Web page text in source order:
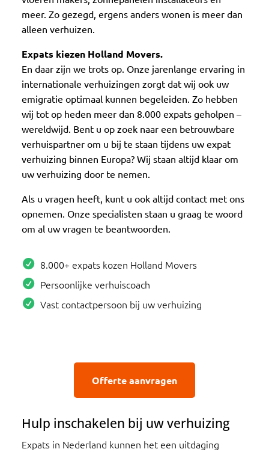
meer. Zo gezegd, ergens anders wonen is meer dan
alleen verhuizen.
Expats kiezen Holland Movers.
En daar zijn we trots op. Onze jarenlange ervaring in
internationale verhuizingen zorgt dat wij ook uw
emigratie optimaal kunnen begeleiden. Zo hebben
wij tot op heden meer dan 8.000 expats geholpen –
wereldwijd. Bent u op zoek naar een betrouwbare
verhuispartner om u bij te staan tijdens uw expat
verhuizing binnen Europa? Wij staan altijd klaar om
uw verhuizing door te nemen.
Als u vragen heeft, kunt u ook altijd contact met ons
opnemen. Onze specialisten staan u graag te woord
om al uw vragen te beantwoorden.
8.000+ expats kozen Holland Movers
Persoonlijke verhuiscoach
Vast contactpersoon bij uw verhuizing
Offerte aanvragen
Hulp inschakelen bij uw verhuizing
Expats in Nederland kunnen het een uitdaging